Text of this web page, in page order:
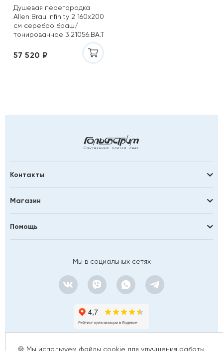
Дате обновления
Душевая перегородка
Allen Brau Infinity 2 160х200
см серебро браш/
тонированное 3.21056.BA.T
57 520 ₽
Контакты
Магазин
Помощь
Мы в социальных сетях
🍪 Мы используем файлы cookie для улучшения работы